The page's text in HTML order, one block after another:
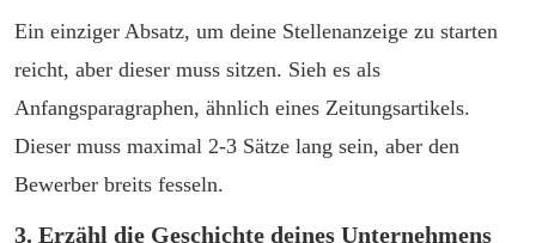
Ein einziger Absatz, um deine Stellenanzeige zu starten
reicht, aber dieser muss sitzen. Sieh es als
Anfangsparagraphen, ähnlich eines Zeitungsartikels.
Dieser muss maximal 2-3 Sätze lang sein, aber den
Bewerber breits fesseln.
3. Erzähl die Geschichte deines Unternehmens